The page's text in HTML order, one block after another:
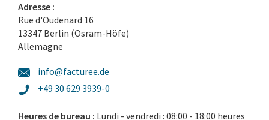
Adresse :
Rue d'Oudenard 16
13347 Berlin (Osram-Höfe)
Allemagne
info@facturee.de
+49 30 629 3939-0
Heures de bureau : Lundi - vendredi : 08:00 - 18:00 heures